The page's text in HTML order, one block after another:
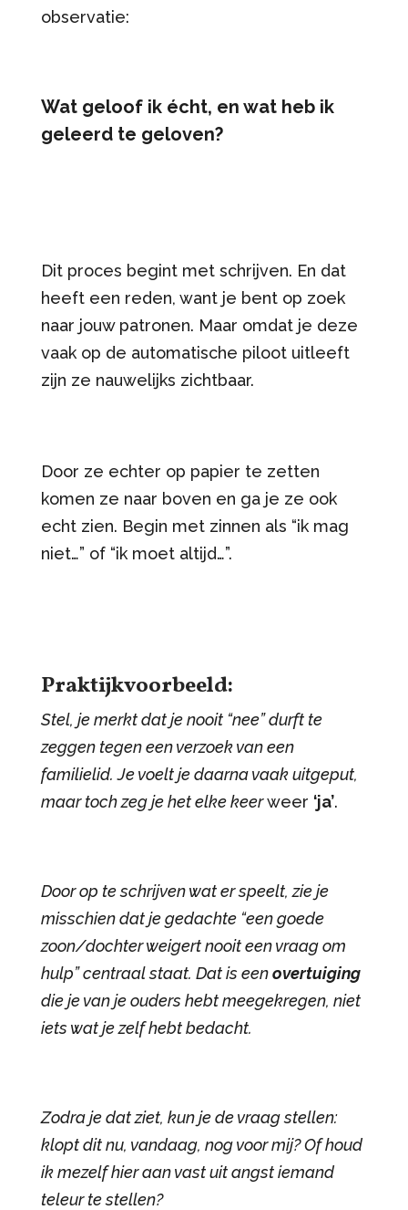
observatie:
Wat geloof ik écht, en wat heb ik
geleerd te geloven?
Dit proces begint met schrijven. En dat
heeft een reden, want je bent op zoek
naar jouw patronen. Maar omdat je deze
vaak op de automatische piloot uitleeft
zijn ze nauwelijks zichtbaar.
Door ze echter op papier te zetten
komen ze naar boven en ga je ze ook
echt zien. Begin met zinnen als “ik mag
niet…” of “ik moet altijd…”.
Praktijkvoorbeeld:
Stel, je merkt dat je nooit “nee” durft te
zeggen tegen een verzoek van een
familielid. Je voelt je daarna vaak uitgeput,
maar toch zeg je het elke keerweer ‘ja’.
Door op te schrijven wat er speelt, zie je
misschien dat je gedachte “een goede
zoon/dochter weigert nooit een vraag om
hulp” centraal staat. Dat is eenovertuiging
die je van je ouders hebt meegekregen, niet
iets wat je zelf hebt bedacht.
Zodra je dat ziet, kun je de vraag stellen:
klopt dit nu, vandaag, nog voor mij? Of houd
ik mezelf hier aan vast uit angst iemand
teleur te stellen?